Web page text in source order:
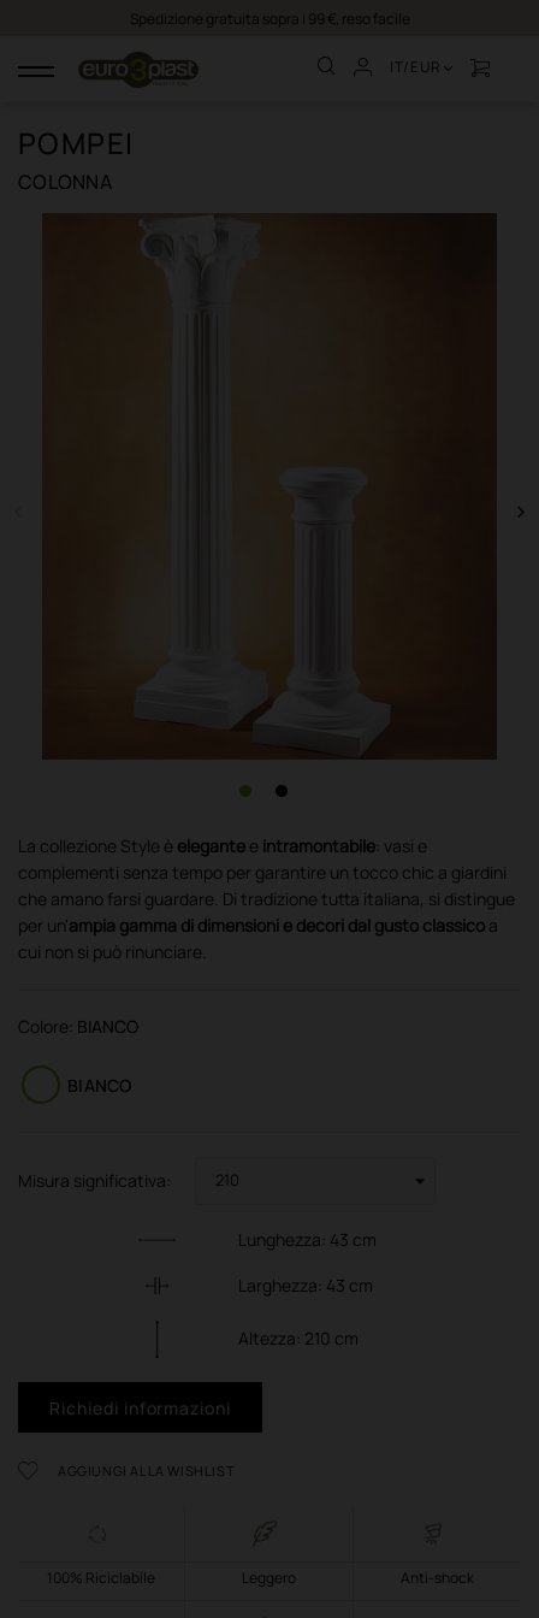
Spedizione gratuita sopra i 99 €, reso facile
navigazione IT/EUR
POMPEI
COLONNA
La collezione Style è elegante e intramontabile: vasi e
complementi senza tempo per garantire un tocco chic a giardini
che amano farsi guardare. Di tradizione tutta italiana, si distingue
per un'ampia gamma di dimensioni e decori dal gusto classico a
cui non si può rinunciare.
Colore: BIANCO
BIANCO
Misura significativa:
Lunghezza: 43 cm
Larghezza: 43 cm
Altezza: 210 cm
Richiedi informazioni
AGGIUNGI ALLA WISHLIST
100% Riciclabile Leggero Anti-shock